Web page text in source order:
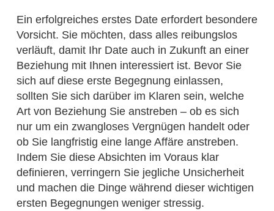
Ein erfolgreiches erstes Date erfordert besondere
Vorsicht. Sie möchten, dass alles reibungslos
verläuft, damit Ihr Date auch in Zukunft an einer
Beziehung mit Ihnen interessiert ist. Bevor Sie
sich auf diese erste Begegnung einlassen,
sollten Sie sich darüber im Klaren sein, welche
Art von Beziehung Sie anstreben – ob es sich
nur um ein zwangloses Vergnügen handelt oder
ob Sie langfristig eine lange Affäre anstreben.
Indem Sie diese Absichten im Voraus klar
definieren, verringern Sie jegliche Unsicherheit
und machen die Dinge während dieser wichtigen
ersten Begegnungen weniger stressig.